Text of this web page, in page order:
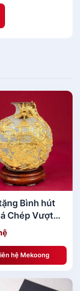
YêuBình hút
Chép Vượt
đắp nổi men
vàng cao cấp
hệ Mekoong